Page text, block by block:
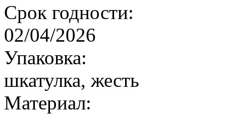
Срок годности:
02/04/2026
Упаковка:
шкатулка, жесть
Материал: